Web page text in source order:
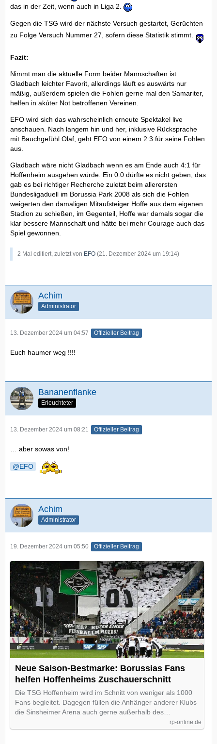
das in der Zeit, wenn auch in Liga 2.
Gegen die TSG wird der nächste Versuch gestartet, Gerüchten
zu Folge Versuch Nummer 27, sofern diese Statistik stimmt.
Fazit:
Nimmt man die aktuelle Form beider Mannschaften ist
Gladbach leichter Favorit, allerdings läuft es auswärts nur
mäßig, außerdem spielen die Fohlen gerne mal den Samariter,
helfen in akúter Not betroffenen Vereinen.
EFO wird sich das wahrscheinlich erneute Spektakel live
anschauen. Nach langem hin und her, inklusive Rücksprache
mit Bauchgefühl Olaf, geht EFO von einem 2:3 für seine Fohlen
aus.
Gladbach wäre nicht Gladbach wenn es am Ende auch 4:1 für
Hoffenheim ausgehen würde. Ein 0:0 dürfte es nicht geben, das
gab es bei richtiger Recherche zuletzt beim allerersten
Bundesligaduell im Borussia Park 2008 als sich die Fohlen
weigerten den damaligen Mitaufsteiger Hoffe aus dem eigenen
Stadion zu schießen, im Gegenteil, Hoffe war damals sogar die
klar bessere Mannschaft und hätte bei mehr Courage auch das
Spiel gewonnen.
2 Mal editiert, zuletzt von EFO (21. Dezember 2024 um 19:14)
Achim
Administrator
13. Dezember 2024 um 04:57 Offizieller Beitrag
Euch haumer weg !!!!
Bananenflanke
Erleuchteter
13. Dezember 2024 um 08:21 Offizieller Beitrag
… aber sowas von!
EFO
Achim
Administrator
19. Dezember 2024 um 05:50 Offizieller Beitrag
Neue Saison-Bestmarke: Borussias Fans
helfen Hoffenheims Zuschauerschnitt
Die TSG Hoffenheim wird im Schnitt von weniger als 1000
Fans begleitet. Dagegen füllen die Anhänger anderer Klubs
die Sinsheimer Arena auch gerne außerhalb des…
rp-online.de